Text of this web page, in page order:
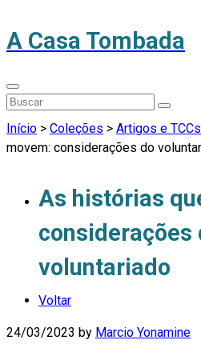
A Casa Tombada
Início > Coleções > Artigos e TCCs
movem: considerações do
As histórias
considerações
voluntariado
Voltar
24/03/2023 by Marcio Yonamine